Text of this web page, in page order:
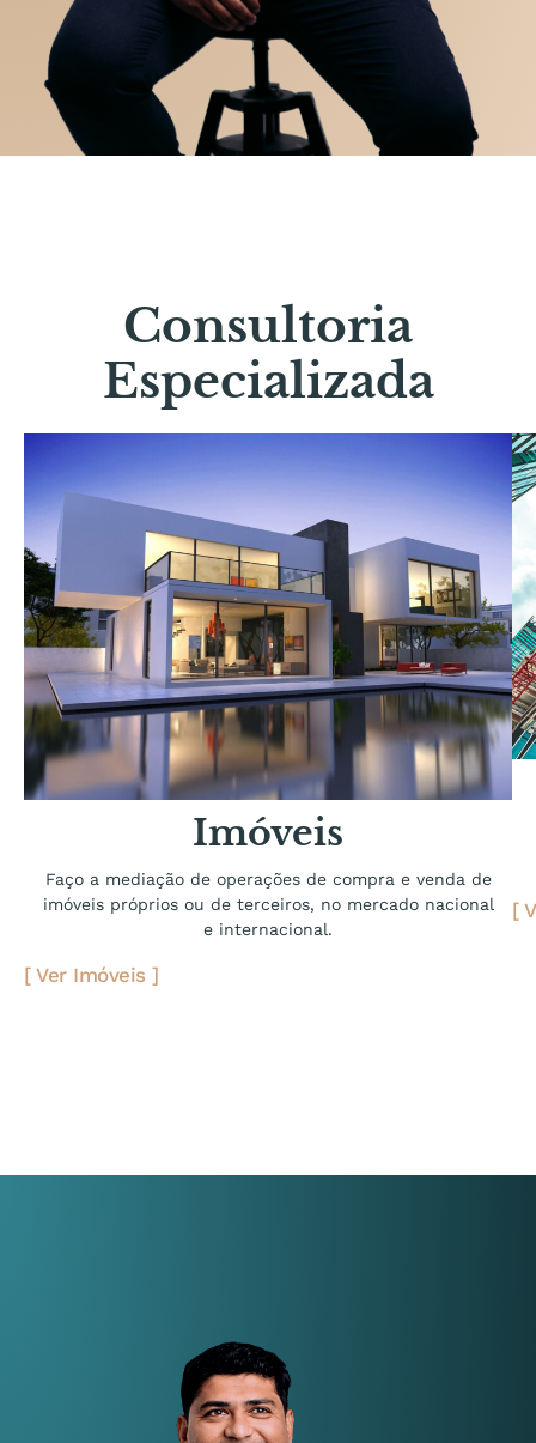
Consultoria
Especializada
Imóveis
Faço a mediação de operações de compra e venda de
imóveis próprios ou de terceiros, no mercado nacional
e internacional.
[ Ver Imóveis ]
[